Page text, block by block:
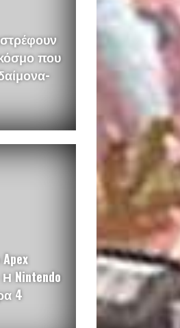
που
Nintendo
4